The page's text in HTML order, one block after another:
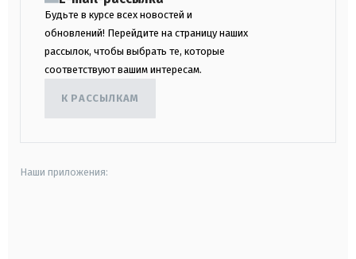
Будьте в курсе всех новостей и
обновлений! Перейдите на страницу наших
рассылок, чтобы выбрать те, которые
соответствуют вашим интересам.
К РАССЫЛКАМ
Наши приложения: